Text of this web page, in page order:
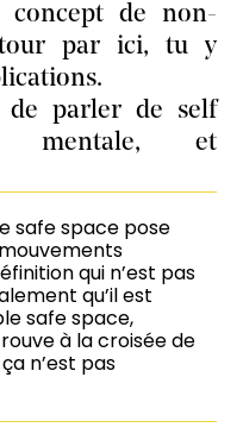
concept de non-
par ici, tu y
de parler de self
mentale, et
safe space pose
qui n’est pas
qu’il est
safe space,
à la croisée de
n’est pas